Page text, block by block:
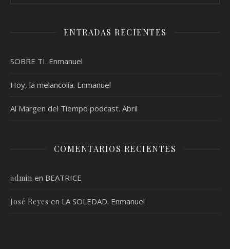
ENTRADAS RECIENTES
SOBRE TI. Enmanuel
Hoy, la melancolía. Enmanuel
Al Margen del Tiempo podcast. Abril
COMENTARIOS RECIENTES
admin en BEATRICE
José Reyes en LA SOLEDAD. Enmanuel